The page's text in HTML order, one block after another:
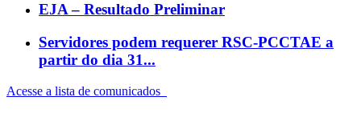
EJA – Resultado Preliminar
Servidores podem requerer RSC-PCCTAE a
partir do dia 31...
Acesse a lista de comunicados